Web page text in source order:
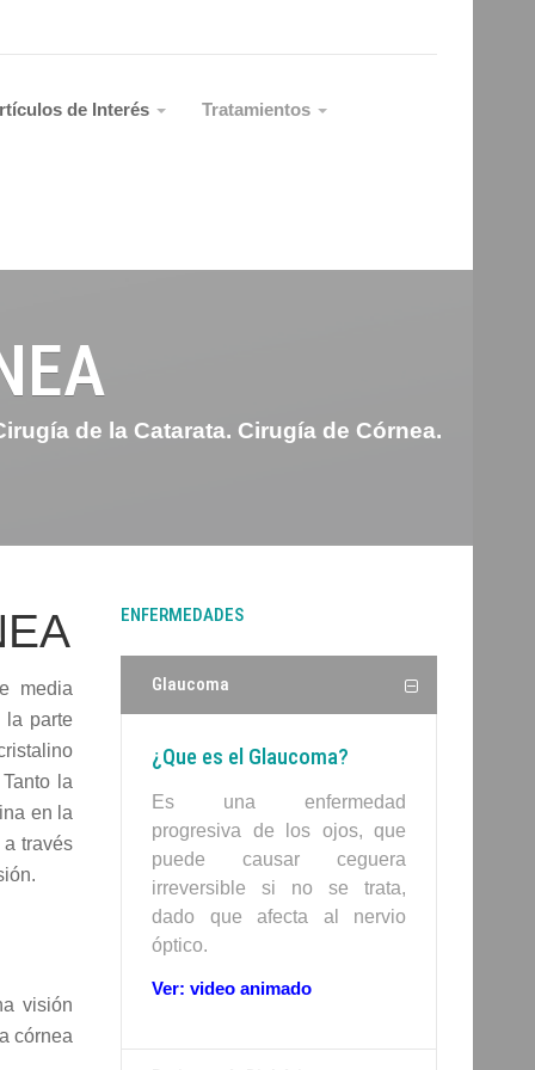
de Interés Tratamientos
de la Catarata. Cirugía de Córnea.
media
la parte
la
en la
través
visión
córnea
ENFERMEDADES
Glaucoma
¿Que es el Glaucoma?
Es una enfermedad
progresiva de los ojos, que
puede causar ceguera
irreversible si no se trata,
dado que afecta al nervio
óptico.
Ver: video animado